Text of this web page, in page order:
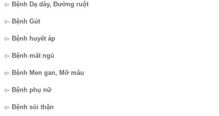
▻ Bệnh Dạ dày, Đường ruột
▻ Bệnh Gút
▻ Bệnh huyết áp
▻ Bệnh mất ngủ
▻ Bệnh Men gan, Mỡ máu
▻ Bệnh phụ nữ
▻ Bệnh sỏi thận